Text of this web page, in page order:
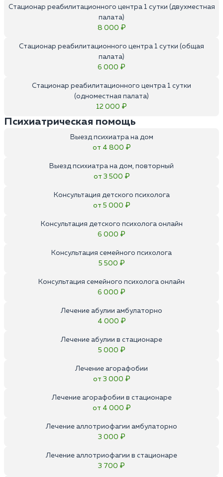
Стационар реабилитационного центра 1 сутки (двухместная
палата)
8 000 ₽
Стационар реабилитационного центра 1 сутки (общая
палата)
6 000 ₽
Стационар реабилитационного центра 1 сутки
(одноместная палата)
12 000 ₽
Психиатрическая помощь
Выезд психиатра на дом
от 4 800 ₽
Выезд психиатра на дом, повторный
от 3 500 ₽
Консультация детского психолога
от 5 000 ₽
Консультация детского психолога онлайн
6 000 ₽
Консультация семейного психолога
5 500 ₽
Консультация семейного психолога онлайн
6 000 ₽
Лечение абулии амбулаторно
4 000 ₽
Лечение абулии в стационаре
5 000 ₽
Лечение агорафобии
от 3 000 ₽
Лечение агорафобии в стационаре
от 4 000 ₽
Лечение аллотриофагии амбулаторно
3 000 ₽
Лечение аллотриофагии в стационаре
3 700 ₽